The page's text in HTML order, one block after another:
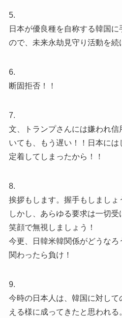
5.
日本が優良種を自称する韓国
ので、未来永劫見守り活動を続
6.
断固拒否！！
7.
文、トランプさんには嫌われ
いても、もう遅い！！日本に
定着してしまったから！！
8.
挨拶もします。握手もしましょ
しかし、あらゆる要求は一切受
笑顔で無視しましょう！
今更、日韓米韓関係がどうなろ
関わったら負け！
9.
今時の日本人は、韓国に対し
える様に成ってきたと思われる